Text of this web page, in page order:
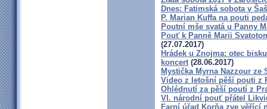
Dnes: Fatimská sobota v
P. Marian Kuffa na pouti
Poutní mše svatá u Panny
Pouť k Panně Marii
(27.07.2017)
Hrádek u Znojma: otec
koncert(28.06.2017)
Mystička Myrna Nazzour
Video z letošní pěší pouti z
Ohlédnutí za pěší poutí z
VI. národní pouť přátel
Farní úřad Korňa zve věřící